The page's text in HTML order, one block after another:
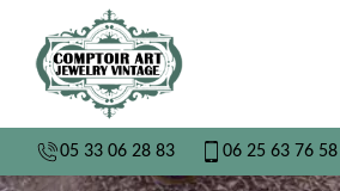
05 33 06 28 83 06 25 63 76 58